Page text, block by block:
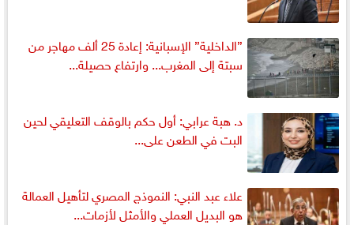
”الداخلية” الإسبانية: إعادة 25 ألف مهاجر من
سبتة إلى المغرب... وارتفاع حصيلة...
د. هبة عرابي: أول حكم بالوقف التعليقي لحين
البت في الطعن على...
علاء عبد النبي: النموذج المصري لتأهيل العمالة
هو البديل العملي والأمثل لأزمات...